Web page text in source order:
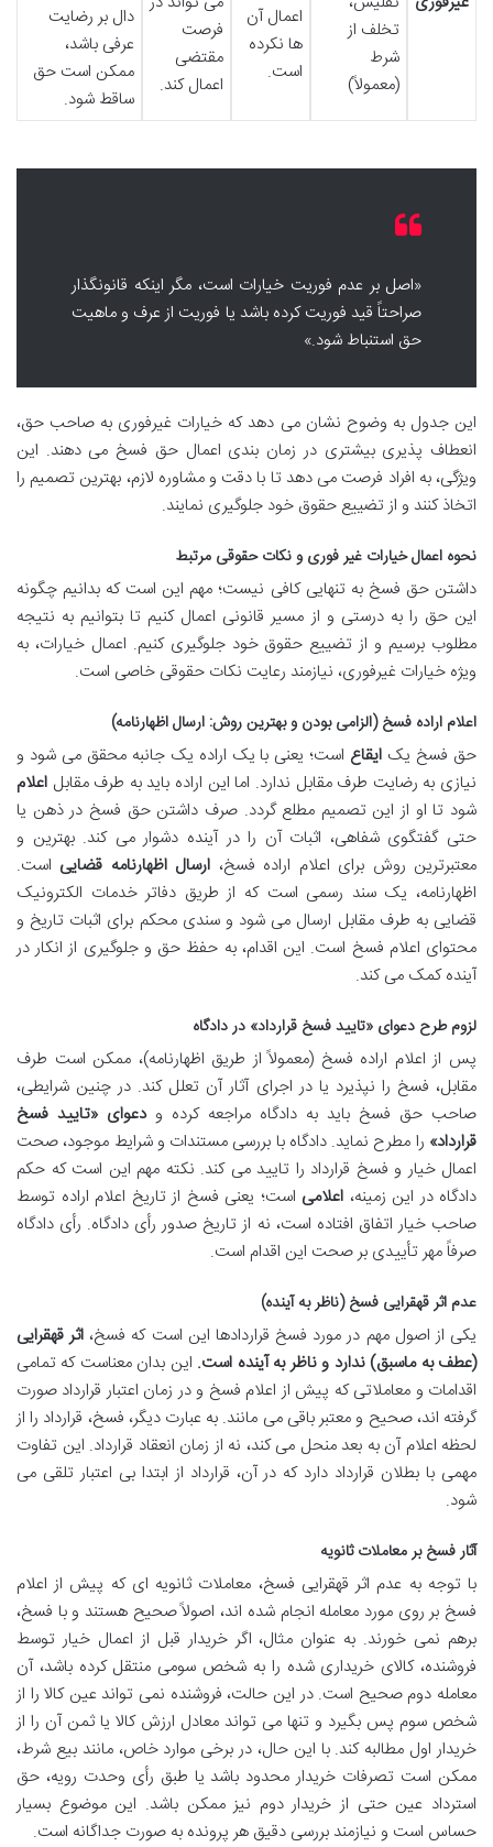
تخلف از
شرط
(معمولاً)
اعمال آن
ها نکرده
است.
فرصت
مقتضی
اعمال کند.
دال بر رضایت
عرفی باشد،
ممکن است حق
ساقط شود.
«اصل بر عدم فوریت خیارات است، مگر اینکه قانونگذار
صراحتاً قید فوریت کرده باشد یا فوریت از عرف و ماهیت
حق استنباط شود.»
این جدول به وضوح نشان می دهد که خیارات غیرفوری به صاحب حق،
انعطاف پذیری بیشتری در زمان بندی اعمال حق فسخ می دهند. این
ویژگی، به افراد فرصت می دهد تا با دقت و مشاوره لازم، بهترین تصمیم را
اتخاذ کنند و از تضییع حقوق خود جلوگیری نمایند.
نحوه اعمال خیارات غیر فوری و نکات حقوقی مرتبط
داشتن حق فسخ به تنهایی کافی نیست؛ مهم این است که بدانیم چگونه
این حق را به درستی و از مسیر قانونی اعمال کنیم تا بتوانیم به نتیجه
مطلوب برسیم و از تضییع حقوق خود جلوگیری کنیم. اعمال خیارات، به
ویژه خیارات غیرفوری، نیازمند رعایت نکات حقوقی خاصی است.
اعلام اراده فسخ (الزامی بودن و بهترین روش: ارسال اظهارنامه)
حق فسخ یک ایقاع است؛ یعنی با یک اراده یک جانبه محقق می شود و
نیازی به رضایت طرف مقابل ندارد. اما این اراده باید به طرف مقابل اعلام
شود تا او از این تصمیم مطلع گردد. صرف داشتن حق فسخ در ذهن یا
حتی گفتگوی شفاهی، اثبات آن را در آینده دشوار می کند. بهترین و
معتبرترین روش برای اعلام اراده فسخ، ارسال اظهارنامه قضایی است.
اظهارنامه، یک سند رسمی است که از طریق دفاتر خدمات الکترونیک
قضایی به طرف مقابل ارسال می شود و سندی محکم برای اثبات تاریخ و
محتوای اعلام فسخ است. این اقدام، به حفظ حق و جلوگیری از انکار در
آینده کمک می کند.
لزوم طرح دعوای «تایید فسخ قرارداد» در دادگاه
پس از اعلام اراده فسخ (معمولاً از طریق اظهارنامه)، ممکن است طرف
مقابل، فسخ را نپذیرد یا در اجرای آثار آن تعلل کند. در چنین شرایطی،
صاحب حق فسخ باید به دادگاه مراجعه کرده ودعوای «تایید فسخ
قرارداد» را مطرح نماید. دادگاه با بررسی مستندات و شرایط موجود، صحت
اعمال خیار و فسخ قرارداد را تایید می کند. نکته مهم این است که حکم
دادگاه در این زمینه، اعلامی است؛ یعنی فسخ از تاریخ اعلام اراده توسط
صاحب خیار اتفاق افتاده است، نه از تاریخ صدور رأی دادگاه. رأی دادگاه
صرفاً مهر تأییدی بر صحت این اقدام است.
عدم اثر قهقرایی فسخ (ناظر به آینده)
یکی از اصول مهم در مورد فسخ قراردادها این است که فسخ، اثر قهقرایی
(عطف به ماسبق) ندارد و ناظر به آینده است. این بدان معناست که تمامی
اقدامات و معاملاتی که پیش از اعلام فسخ و در زمان اعتبار قرارداد صورت
گرفته اند، صحیح و معتبر باقی می مانند. به عبارت دیگر، فسخ، قرارداد را از
لحظه اعلام آن به بعد منحل می کند، نه از زمان انعقاد قرارداد. این تفاوت
مهمی با بطلان قرارداد دارد که در آن، قرارداد از ابتدا بی اعتبار تلقی می
شود.
آثار فسخ بر معاملات ثانویه
با توجه به عدم اثر قهقرایی فسخ، معاملات ثانویه ای که پیش از اعلام
فسخ بر روی مورد معامله انجام شده اند، اصولاً صحیح هستند و با فسخ،
برهم نمی خورند. به عنوان مثال، اگر خریدار قبل از اعمال خیار توسط
فروشنده، کالای خریداری شده را به شخص سومی منتقل کرده باشد، آن
معامله دوم صحیح است. در این حالت، فروشنده نمی تواند عین کالا را از
شخص سوم پس بگیرد و تنها می تواند معادل ارزش کالا یا ثمن آن را از
خریدار اول مطالبه کند. با این حال، در برخی موارد خاص، مانند بیع شرط،
ممکن است تصرفات خریدار محدود باشد یا طبق رأی وحدت رویه، حق
استرداد عین حتی از خریدار دوم نیز ممکن باشد. این موضوع بسیار
حساس است و نیازمند بررسی دقیق هر پرونده به صورت جداگانه است.